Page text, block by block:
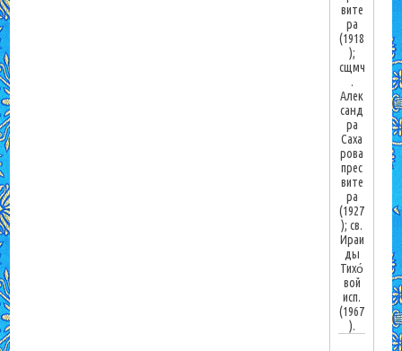
вите
ра
(1918
);
сщмч
.
Алек
санд
ра
Саха
рова
прес
вите
ра
(1927
); св.
Ираи
ды
Тихо́
вой
исп.
(1967
).